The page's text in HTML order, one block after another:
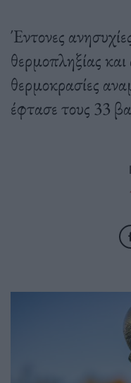
Έντονες
θερμοπληξίας
θερμοκρασίες
έφτασε τους 33